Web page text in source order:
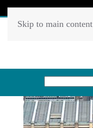
Skip to main content